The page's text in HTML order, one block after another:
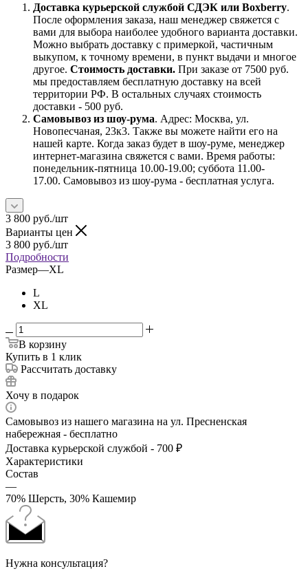
Доставка курьерской службой СДЭК или Boxberry.
После оформления заказа, наш менеджер свяжется с
вами для выбора наиболее удобного варианта доставки.
Можно выбрать доставку с примеркой, частичным
выкупом, к точному времени, в пункт выдачи и многое
другое. Стоимость доставки. При заказе от 7500 руб.
мы предоставляем бесплатную доставку на всей
территории РФ. В остальных случаях стоимость
доставки - 500 руб.
Самовывоз из шоу-рума. Адрес: Москва, ул.
Новопесчаная, 23к3. Также вы можете найти его на
нашей карте. Когда заказ будет в шоу-руме, менеджер
интернет-магазина свяжется с вами. Время работы:
понедельник-пятница 10.00-19.00; суббота 11.00-
17.00. Самовывоз из шоу-рума - бесплатная услуга.
3 800 руб./шт
Варианты цен
3 800 руб./шт
Подробности
Размер—XL
L
XL
В корзину
Купить в 1 клик
Рассчитать доставку
Хочу в подарок
Самовывоз из нашего магазина на ул. Пресненская
набережная - бесплатно
Доставка курьерской службой - 700 ₽
Характеристики
Состав
—
70% Шерсть, 30% Кашемир
Нужна консультация?